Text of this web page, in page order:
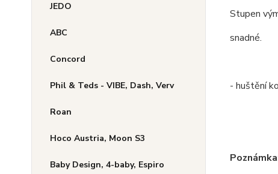
JEDO
ABC
Concord
Phil & Teds - VIBE, Dash, Verv
Roan
Hoco Austria, Moon S3
Baby Design, 4-baby, Espiro
Stupen
snadné.
- huštění